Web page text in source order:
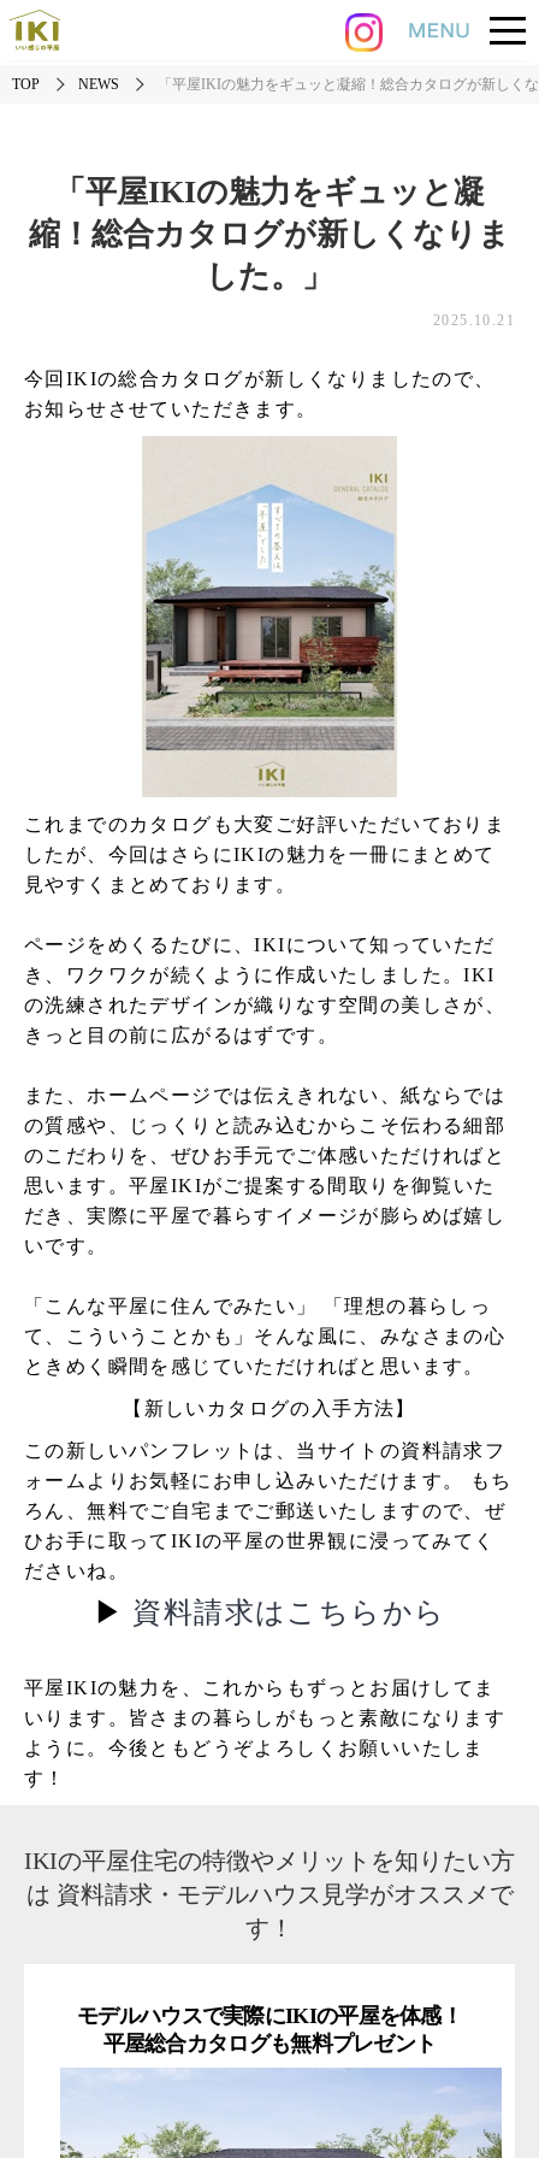
TOP NEWS 「平屋IKIの魅力をギュッと凝縮！総合カタログが新しく
「平屋IKIの魅力をギュッと凝
縮！総合カタログが新しくなりま
した。」
2025.10.21
今回IKIの総合カタログが新しくなりましたので、
お知らせさせていただきます。
これまでのカタログも大変ご好評いただいておりま
したが、今回はさらにIKIの魅力を一冊にまとめて
見やすくまとめております。
ページをめくるたびに、IKIについて知っていただ
き、ワクワクが続くように作成いたしました。IKI
の洗練されたデザインが織りなす空間の美しさが、
きっと目の前に広がるはずです。
また、ホームページでは伝えきれない、紙ならでは
の質感や、じっくりと読み込むからこそ伝わる細部
のこだわりを、ぜひお手元でご体感いただければと
思います。平屋IKIがご提案する間取りを御覧いた
だき、実際に平屋で暮らすイメージが膨らめば嬉し
いです。
「こんな平屋に住んでみたい」 「理想の暮らしっ
て、こういうことかも」そんな風に、みなさまの心
ときめく瞬間を感じていただければと思います。
【新しいカタログの入手方法】
この新しいパンフレットは、当サイトの資料請求フ
ォームよりお気軽にお申し込みいただけます。 もち
ろん、無料でご自宅までご郵送いたしますので、ぜ
ひお手に取ってIKIの平屋の世界観に浸ってみてく
ださいね。
▶︎ 資料請求はこちらから
平屋IKIの魅力を、これからもずっとお届けしてま
いります。皆さまの暮らしがもっと素敵になります
ように。今後ともどうぞよろしくお願いいたしま
す！
IKIの平屋住宅の特徴やメリットを知りたい方
は 資料請求・モデルハウス見学がオススメで
す！
モデルハウスで実際にIKIの平屋を体感！
平屋総合カタログも無料プレゼント